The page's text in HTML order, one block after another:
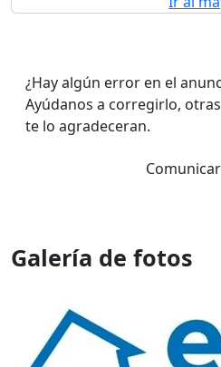
¿Hay algún error en el
Ayúdanos a corregirlo,
te lo agradeceran.
Galería de fotos